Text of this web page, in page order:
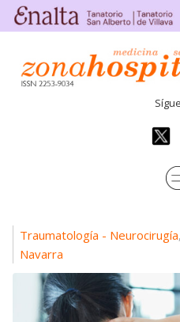
Traumatología - Neurocirugía,
Navarra